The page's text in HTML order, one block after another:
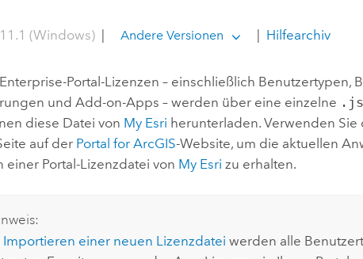
(Windows) | Andere Versionen | Hilfearchiv
-Portal-Lizenzen – einschließlich Benutzertypen,
und Add-on-Apps – werden über eine einzelne
diese Datei von My Esri herunterladen. Verwenden Sie
auf der Portal for ArcGIS-Website, um die aktuellen
einer Portal-Lizenzdatei von My Esri zu erhalten.
Importieren einer neuen Lizenzdatei werden alle